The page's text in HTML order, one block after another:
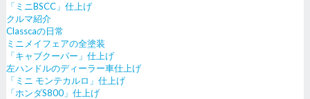
「ミニBSCC」仕上げ
クルマ紹介
Classcaの日常
ミニメイフェアの全塗装
「キャブクーパー」仕上げ
左ハンドルのディーラー車仕上げ
「ミニ モンテカルロ」仕上げ
「ホンダS800」仕上げ